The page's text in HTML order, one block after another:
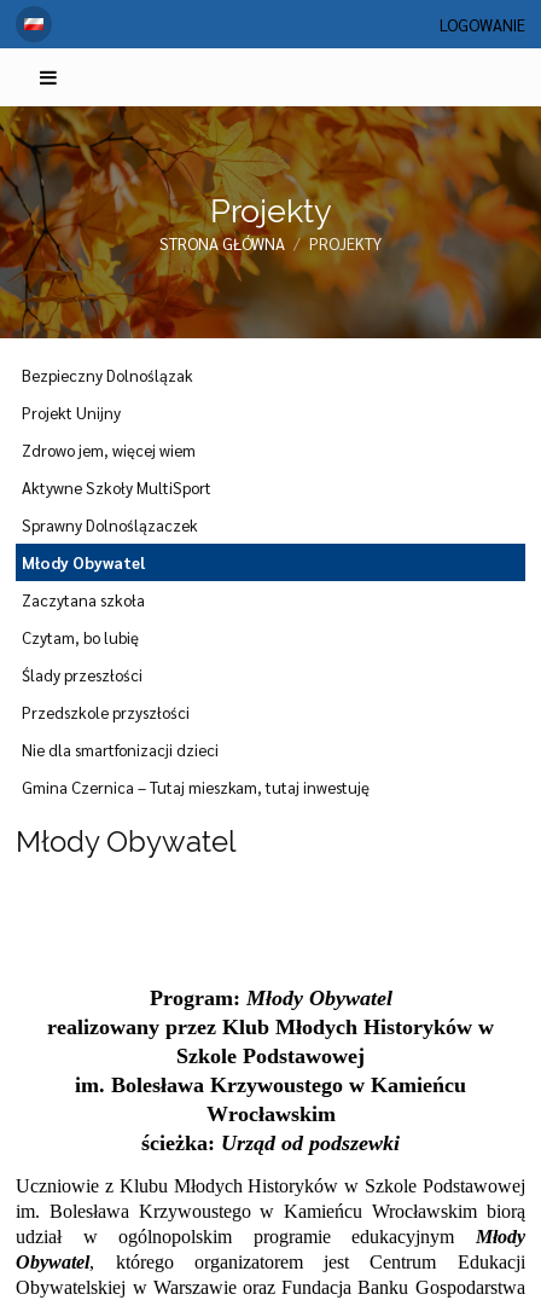
LOGOWANIE
Projekty
STRONA GŁÓWNA / PROJEKTY
Projekty
Bezpieczny Dolnoślązak
Projekt Unijny
Zdrowo jem, więcej wiem
Aktywne Szkoły MultiSport
Sprawny Dolnoślązaczek
Młody Obywatel
Zaczytana szkoła
Czytam, bo lubię
Ślady przeszłości
Przedszkole przyszłości
Nie dla smartfonizacji dzieci
Gmina Czernica – Tutaj mieszkam, tutaj inwestuję
Młody Obywatel
Program:Młody Obywatel
realizowany przez Klub Młodych Historyków w
Szkole Podstawowej
im. Bolesława Krzywoustego w Kamieńcu
Wrocławskim
ścieżka: Urząd od podszewki
Uczniowie z Klubu Młodych Historyków w Szkole Podstawowej
im. Bolesława Krzywoustego w Kamieńcu Wrocławskim biorą
udział w ogólnopolskim programie edukacyjnymMłody
Obywatel, którego organizatorem jest Centrum Edukacji
Obywatelskiej w Warszawie oraz Fundacja Banku Gospodarstwa